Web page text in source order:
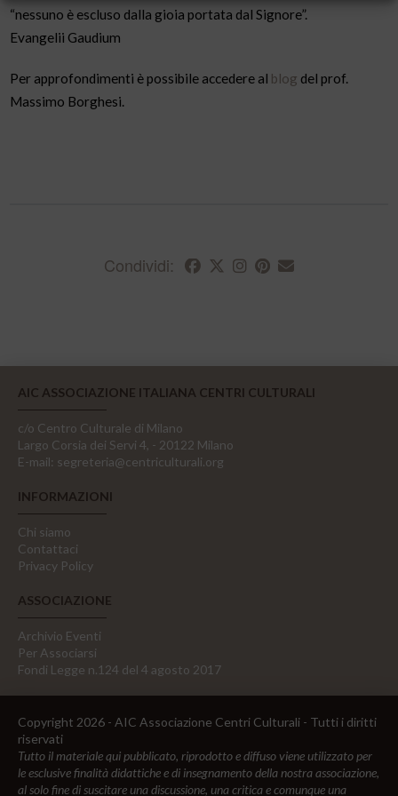
“nessuno è escluso dalla gioia portata dal Signore”.
Evangelii Gaudium
Per approfondimenti è possibile accedere al blog del prof.
Massimo Borghesi.
Condividi:
AIC ASSOCIAZIONE ITALIANA CENTRI CULTURALI
c/o Centro Culturale di Milano
Largo Corsia dei Servi 4, - 20122 Milano
E-mail: segreteria@centriculturali.org
INFORMAZIONI
Chi siamo
Contattaci
Privacy Policy
ASSOCIAZIONE
Archivio Eventi
Per Associarsi
Fondi Legge n.124 del 4 agosto 2017
Copyright 2026 - AIC Associazione Centri Culturali - Tutti i diritti
riservati
Tutto il materiale qui pubblicato, riprodotto e diffuso viene utilizzato per
le esclusive finalità didattiche e di insegnamento della nostra associazione,
al solo fine di suscitare una discussione, una critica e comunque una